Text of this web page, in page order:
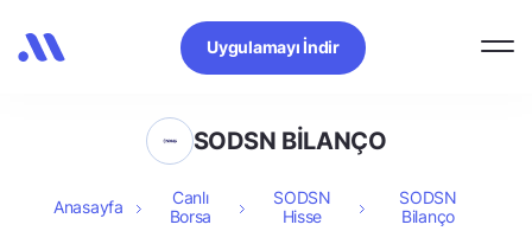
Uygulamayı İndir
SODSN BİLANÇO
Anasayfa
Canlı
Borsa
SODSN
Hisse
SODSN
Bilanço